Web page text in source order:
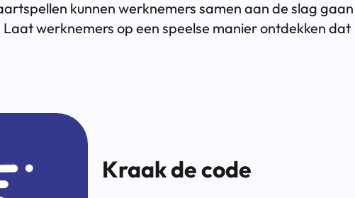
kunnen werknemers samen aan de slag gaan
werknemers op een speelse manier ontdekken dat
Kraak de code